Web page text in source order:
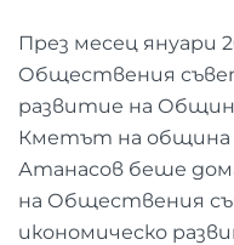
През месец януари
Обществения
развитие на
Кметът на община
Атанасов беше
на Обществения
икономическо